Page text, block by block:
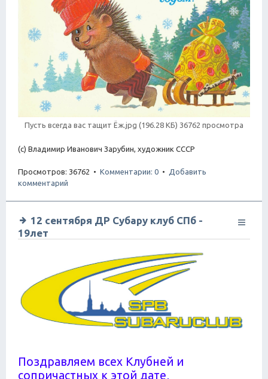
Пусть всегда вас тащит Ёж.jpg (196.28 КБ) 36762 просмотра
(с) Владимир Иванович Зарубин, художник СССР
Просмотров: 36762 • Комментарии: 0 •
Добавить
комментарий
12 сентября ДР Субару клуб СПб -
19лет
Поздравляем всех Клубней и
сопричастных к этой дате,